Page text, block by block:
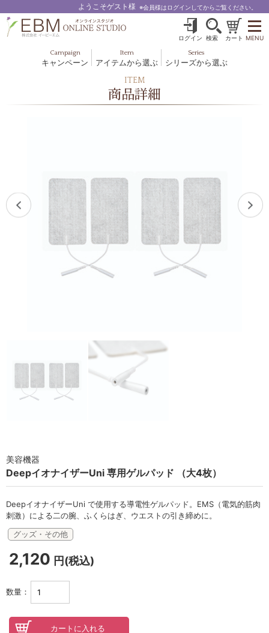
ようこそゲスト様 ※会員様はログインしてからご覧ください。
ログイン 検索 カート
Campaign
キャンペーン
Item
アイテムから選ぶ
健美食品
Series
シリーズから選ぶ
ブルームオーラ.
アクアイーズ
フェミリカ
マザーズエンブレイス
太古の記憶
美容機器
MENU
ITEM
商品詳細
美容機器
DeepイオナイザーUni 専用ゲルパッド （大4枚）
DeepイオナイザーUni で使用する導電性ゲルパッド。EMS（電気的筋肉
刺激）による二の腕、ふくらはぎ、ウエストの引き締めに。
グッズ・その他
2,120 円(税込)
数量：